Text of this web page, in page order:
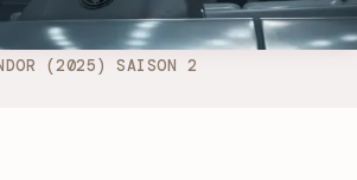
(2025) SAISON 2